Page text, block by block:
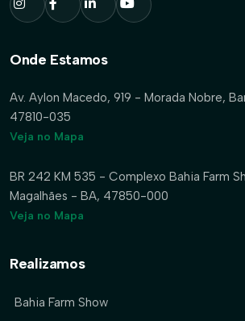
Onde Estamos
Av. Aylon Macedo, 919 - Morada Nobre,
47810-035
Veja no Mapa
BR 242 KM 535 - Complexo Bahia Farm
Magalhães - BA, 47850-000
Veja no Mapa
Realizamos
Bahia Farm Show